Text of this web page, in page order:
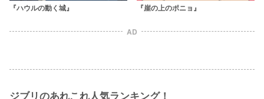
『ハウルの動く城』 『崖の上のポニョ』
AD
ジブリのあれこれ人気ランキング！